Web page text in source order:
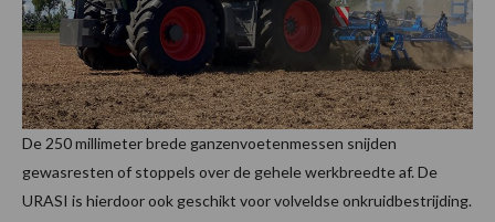
De 250 millimeter brede ganzenvoetenmessen snijden
gewasresten of stoppels over de gehele werkbreedte af. De
URASI is hierdoor ook geschikt voor volveldse onkruidbestrijding.